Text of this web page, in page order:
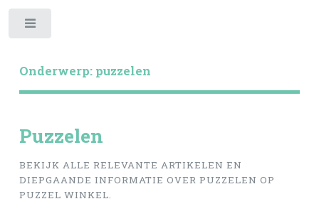
Onderwerp: puzzelen
Puzzelen
BEKIJK ALLE RELEVANTE ARTIKELEN EN
DIEPGAANDE INFORMATIE OVER PUZZELEN OP
PUZZEL WINKEL.